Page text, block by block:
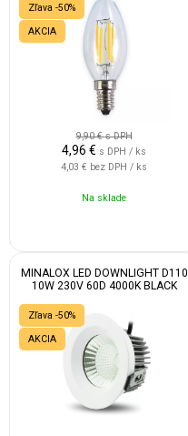
Zľava -50%
AKCIA
9,90 €s DPH
4,96 € s DPH / ks
4,03 € bez DPH / ks
Na sklade
MINALOX LED DOWNLIGHT D110
10W 230V 60D 4000K BLACK
Zľava -50%
AKCIA